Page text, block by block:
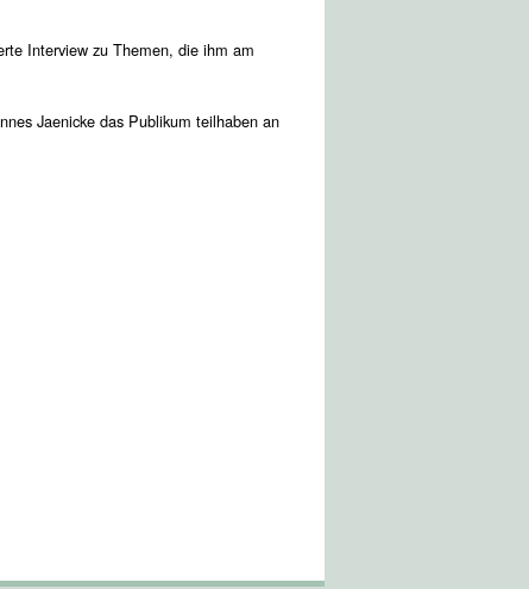
Interview zu Themen, die ihm am
Jaenicke das Publikum teilhaben an